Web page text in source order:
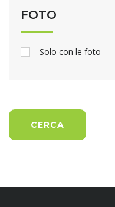
FOTO
Solo con le foto
CERCA